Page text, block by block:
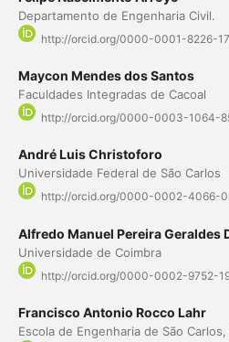
Departamento de Engenharia Civil.
http://orcid.org/0000-0001-8226-
Maycon Mendes dos Santos
Faculdades Integradas de Cacoal
http://orcid.org/0000-0003-1064-
André Luis Christoforo
Universidade Federal de São Carlos
http://orcid.org/0000-0002-4066-
Alfredo Manuel Pereira Geraldes
Universidade de Coimbra
http://orcid.org/0000-0002-9752-
Francisco Antonio Rocco Lahr
Escola de Engenharia de São